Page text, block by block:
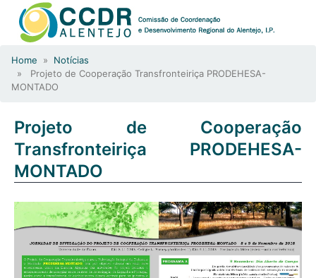
Home » Notícias
» Projeto de Cooperação Transfronteiriça PRODEHESA-
MONTADO
Projeto de Cooperação
Transfronteiriça PRODEHESA-
MONTADO